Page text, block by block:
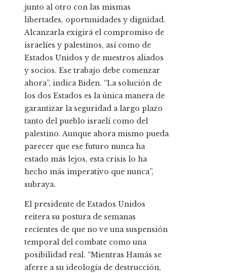
junto al otro con las mismas
libertades, oportunidades y dignidad.
Alcanzarla exigirá el compromiso de
israelíes y palestinos, así como de
Estados Unidos y de nuestros aliados
y socios. Ese trabajo debe comenzar
ahora”, indica Biden. “La solución de
los dos Estados es la única manera de
garantizar la seguridad a largo plazo
tanto del pueblo israelí como del
palestino. Aunque ahora mismo pueda
parecer que ese futuro nunca ha
estado más lejos, esta crisis lo ha
hecho más imperativo que nunca”,
subraya.
El presidente de Estados Unidos
reitera su postura de semanas
recientes de que no ve una suspensión
temporal del combate como una
posibilidad real. “Mientras Hamás se
aferre a su ideología de destrucción,